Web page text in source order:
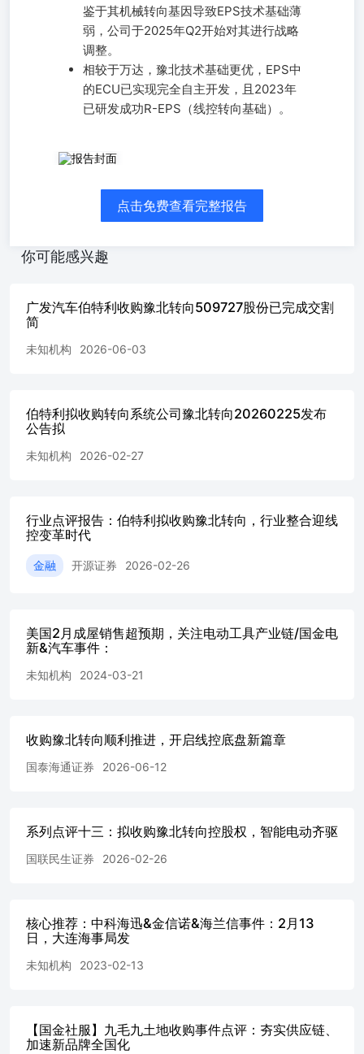
鉴于其机械转向基因导致EPS技术基础薄
弱，公司于2025年Q2开始对其进行战略
调整。
相较于万达，豫北技术基础更优，EPS中
的ECU已实现完全自主开发，且2023年
已研发成功R-EPS（线控转向基础）。
事件：2月25日，伯特利发布公告，拟收购豫北转向51%的
目标公司估值~22e人民币，本次交易尚需股东会审议&相关
主管部门批准。 豫北基本情况：1）业绩：25年豫北营收
2月25日，伯特利发布公告，拟收购豫北转向51%的股份，
部门批准。 豫北基本情况：1）业绩：25年豫北营收32e，
22e估值计算，对应25年PE 14x。 2）发展历程：成立于
智能汽车数据，24年豫北在国内电控助力转向EPS领域市场
份额达到5.11%，位居国产供应商第一。 4）客户基础扎
实，目前豫北客户覆盖福特、日产、大众、Stellantis、特斯
年收购万达转向，但由于万达是机械转向基因出身，在EPS
上技术基础薄弱，25Q2开始公司对万达进行战略调整。 2）
现完全的自主开发、23年R-EPS（线控转向的基础）就已研
点击免费查看完整报告
你可能感兴趣
广发汽车伯特利收购豫北转向509727股份已完成交割
简
未知机构 2026-06-03
伯特利拟收购转向系统公司豫北转向20260225发布
公告拟
未知机构 2026-02-27
行业点评报告：伯特利拟收购豫北转向，行业整合迎线
控变革时代
金融 开源证券 2026-02-26
美国2月成屋销售超预期，关注电动工具产业链/国金电
新&汽车事件：
未知机构 2024-03-21
收购豫北转向顺利推进，开启线控底盘新篇章
国泰海通证券 2026-06-12
系列点评十三：拟收购豫北转向控股权，智能电动齐驱
国联民生证券 2026-02-26
核心推荐：中科海迅&金信诺&海兰信事件：2月13
日，大连海事局发
未知机构 2023-02-13
【国金社服】九毛九土地收购事件点评：夯实供应链、
加速新品牌全国化